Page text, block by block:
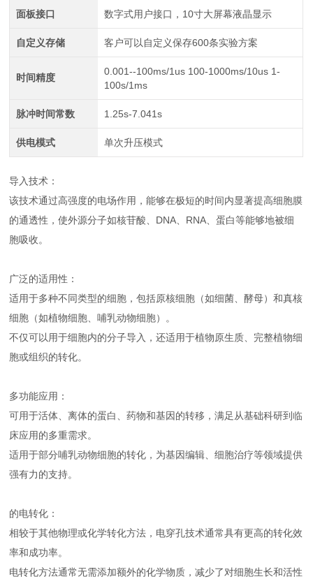
面板接口 数字式用户接口，10寸大屏幕液晶显示
自定义存储 客户可以自定义保存600条实验方案
时间精度
0.001--100ms/1us 100-1000ms/10us 1-
100s/1ms
脉冲时间常数 1.25s-7.041s
供电模式 单次升压模式
导入技术：
该技术通过高强度的电场作用，能够在极短的时间内显著提高细胞膜
的通透性，使外源分子如核苷酸、DNA、RNA、蛋白等能够地被细
胞吸收。
广泛的适用性：
适用于多种不同类型的细胞，包括原核细胞（如细菌、酵母）和真核
细胞（如植物细胞、哺乳动物细胞）。
不仅可以用于细胞内的分子导入，还适用于植物原生质、完整植物细
胞或组织的转化。
多功能应用：
可用于活体、离体的蛋白、药物和基因的转移，满足从基础科研到临
床应用的多重需求。
适用于部分哺乳动物细胞的转化，为基因编辑、细胞治疗等领域提供
强有力的支持。
的电转化：
相较于其他物理或化学转化方法，电穿孔技术通常具有更高的转化效
率和成功率。
电转化方法通常无需添加额外的化学物质，减少了对细胞生长和活性